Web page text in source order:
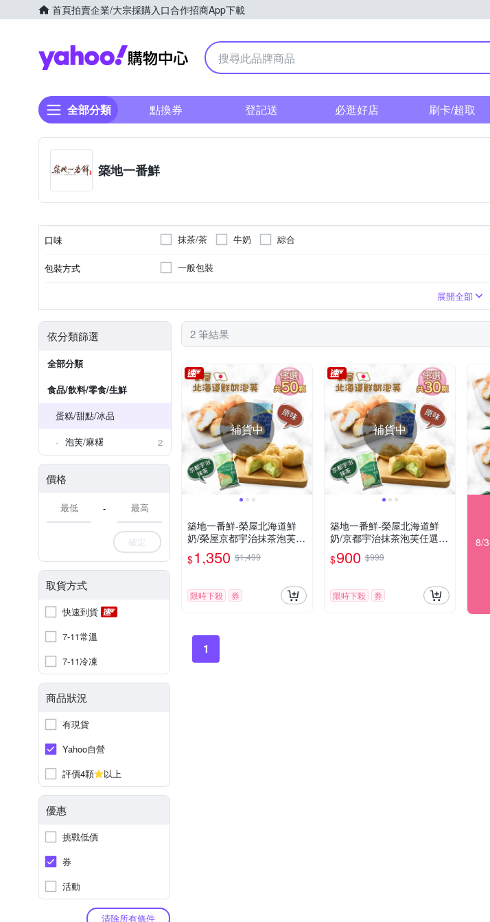
首頁拍賣企業/大宗採購入口合作招商App下載
Yahoo購物中心
全部分類 點換券 登記送 必逛好店 刷卡/超取
築地一番鮮
口味 抹茶/茶 牛奶 綜合
包裝方式 一般包裝
展開全部
依分類篩選
全部分類
食品/飲料/零食/生鮮
蛋糕/甜點/冰品
泡芙/麻糬
2
價格
-
確定
取貨方式
快速到貨
7-11常溫
7-11冷凍
商品狀況
有現貨
Yahoo自營
評價4顆
以上
優惠
挑戰低價
券
活動
清除所有條件
2 筆結果
補貨中
築地一番鮮-榮屋北海道鮮
奶/榮屋京都宇治抹茶泡芙任
選50顆(10顆/包)
$1,350 $1,499
限時下殺 券
補貨中
築地一番鮮-榮屋北海道鮮
奶/京都宇治抹茶泡芙任選30
顆(195g/包/10顆裝)
$900 $999
限時下殺 券
1